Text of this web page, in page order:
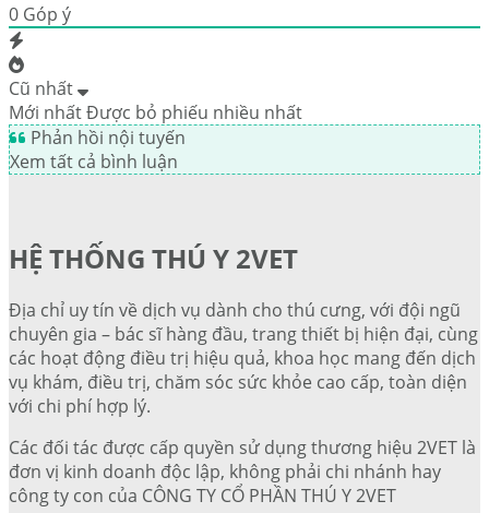
0 Góp ý
Cũ nhất
Mới nhấtĐược bỏ phiếu nhiều nhất
Phản hồi nội tuyến
Xem tất cả bình luận
HỆ THỐNG THÚ Y 2VET
Địa chỉ uy tín về dịch vụ dành cho thú cưng, với đội ngũ
chuyên gia – bác sĩ hàng đầu, trang thiết bị hiện đại, cùng
các hoạt động điều trị hiệu quả, khoa học mang đến dịch
vụ khám, điều trị, chăm sóc sức khỏe cao cấp, toàn diện
với chi phí hợp lý.
Các đối tác được cấp quyền sử dụng thương hiệu 2VET là
đơn vị kinh doanh độc lập, không phải chi nhánh hay
công ty con của CÔNG TY CỔ PHẦN THÚ Y 2VET